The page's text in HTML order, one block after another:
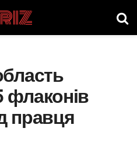
флаконів
правця